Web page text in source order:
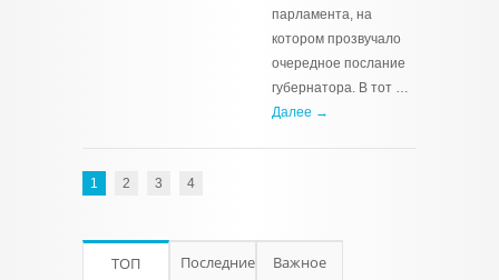
парламента, на
котором прозвучало
очередное послание
губернатора. В тот …
Далее →
1 2 3 4
ТОП Последние Важное